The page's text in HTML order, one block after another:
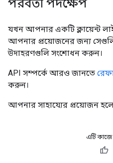
পরবর্তী পদক্ষেপ
যখন আপনার একটি ক্লায়েন্ট
আপনার প্রয়োজনের জন্য সেগুলি
উদাহরণগুলি সংশোধন করুন।
API সম্পর্কে আরও জানতে
করুন।
আপনার সাহায্যের প্রয়োজন
এটি